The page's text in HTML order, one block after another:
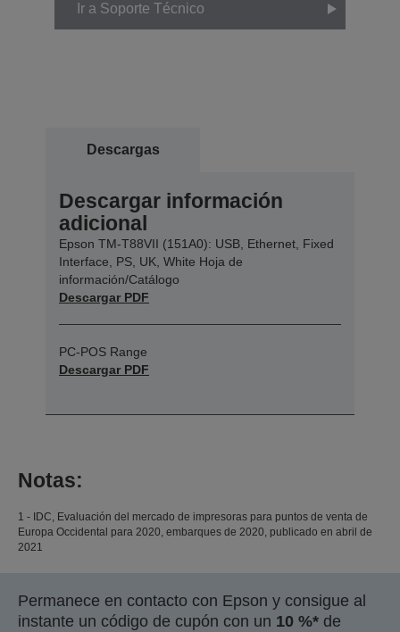
Ir a Soporte Técnico
Descargas
Descargar información
adicional
Epson TM-T88VII (151A0): USB, Ethernet, Fixed
Interface, PS, UK, White Hoja de
información/Catálogo
Descargar PDF
PC-POS Range
Descargar PDF
Notas:
1 - IDC, Evaluación del mercado de impresoras para puntos de venta de
Europa Occidental para 2020, embarques de 2020, publicado en abril de
2021
Permanece en contacto con Epson y consigue al
instante un código de cupón con un 10 %* de